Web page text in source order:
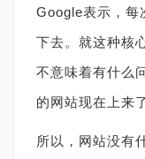
Google表示，每
下去。就这种核
不意味着有什么
的网站现在上来
所以，网站没有